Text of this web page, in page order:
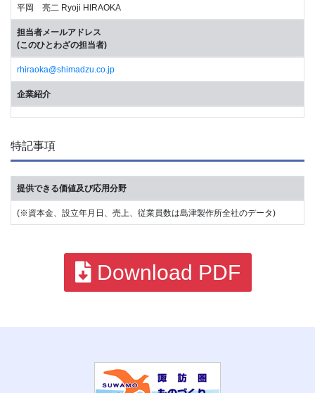
平岡 亮二 Ryoji HIRAOKA
担当者メールアドレス
(このひとわざの担当者)
rhiraoka@shimadzu.co.jp
企業紹介
特記事項
提供できる価値及び応用分野
(※資本金、設立年月日、売上、従業員数は島津製作所全社のデータ)
Download PDF